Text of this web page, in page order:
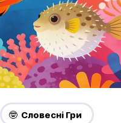
🤓 Словесні Гри